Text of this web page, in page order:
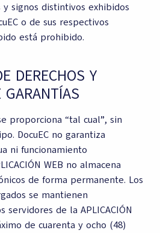
y signos distintivos exhibidos
o de sus respectivos
está prohibido.
DERECHOS Y
GARANTÍAS
proporciona “tal cual”, sin
DocuEC no garantiza
ni funcionamiento
WEB no almacena
de forma permanente. Los
se mantienen
de la APLICACIÓN
de cuarenta y ocho (48)